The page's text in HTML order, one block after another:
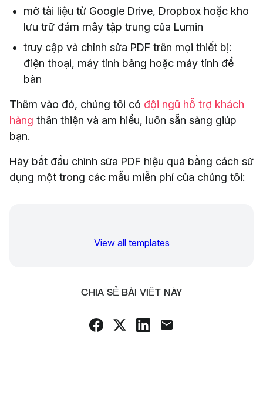
mở tài liệu từ Google Drive, Dropbox hoặc kho
lưu trữ đám mây tập trung của Lumin
truy cập và chỉnh sửa PDF trên mọi thiết bị:
điện thoại, máy tính bảng hoặc máy tính để
bàn
Thêm vào đó, chúng tôi có đội ngũ hỗ trợ khách
hàng thân thiện và am hiểu, luôn sẵn sàng giúp
bạn.
Hãy bắt đầu chỉnh sửa PDF hiệu quả bằng cách sử
dụng một trong các mẫu miễn phí của chúng tôi:
View all templates
CHIA SẺ BÀI VIẾT NÀY